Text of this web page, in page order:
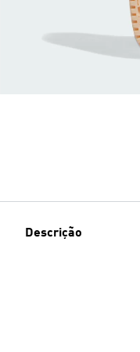
Descrição